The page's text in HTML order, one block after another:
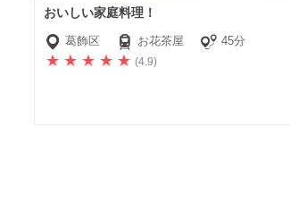
おいしい家庭料理！
葛飾区 お花茶屋 45分
(4.9)